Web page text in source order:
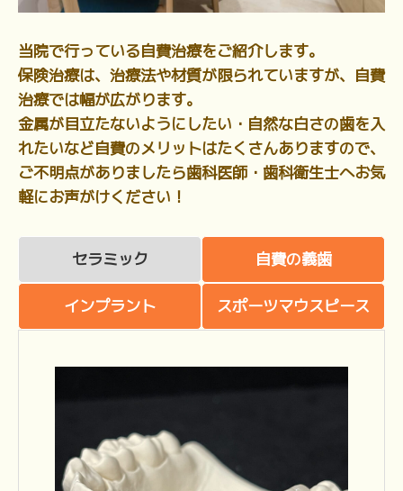
当院で行っている自費治療をご紹介します。
保険治療は、治療法や材質が限られていますが、自費
治療では幅が広がります。
金属が目立たないようにしたい・自然な白さの歯を入
れたいなど自費のメリットはたくさんありますので、
ご不明点がありましたら歯科医師・歯科衛生士へお気
軽にお声がけください！
セラミック 自費の義歯
インプラント スポーツマウスピース